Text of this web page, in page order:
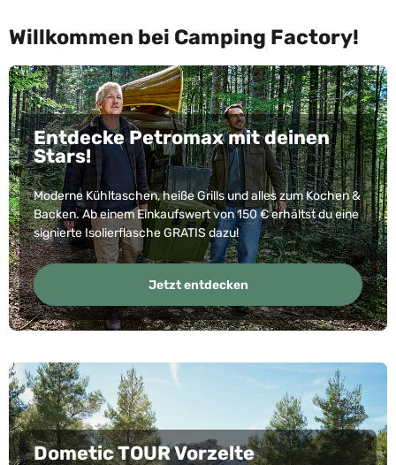
Willkommen bei Camping Factory!
Entdecke Petromax mit deinen
Stars!
Moderne Kühltaschen, heiße Grills und alles zum Kochen &
Backen. Ab einem Einkaufswert von 150 € erhältst du eine
signierte Isolierflasche GRATIS dazu!
Jetzt entdecken
Dometic TOUR Vorzelte